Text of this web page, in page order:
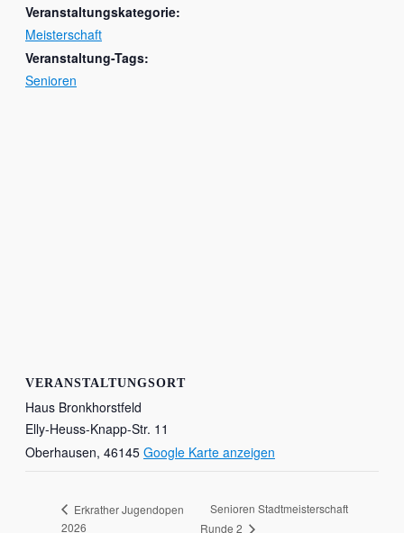
Veranstaltungskategorie:
Meisterschaft
Veranstaltung-Tags:
Senioren
VERANSTALTUNGSORT
Haus Bronkhorstfeld
Elly-Heuss-Knapp-Str. 11
Oberhausen, 46145 Google Karte anzeigen
Erkrather Jugendopen
2026
Senioren Stadtmeisterschaft
Runde 2